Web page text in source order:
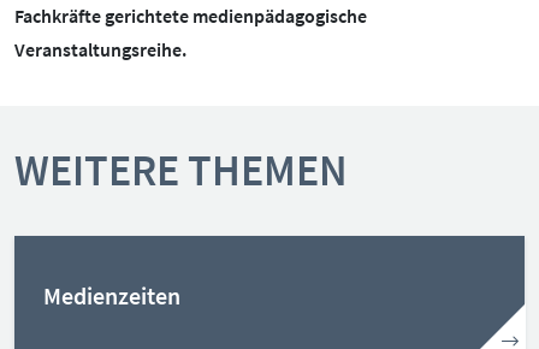
Fachkräfte gerichtete medienpädagogische
Veranstaltungsreihe.
WEITERE THEMEN
Medienzeiten
IMPRESSUM
BARRIEREFREIHEIT
MATERIALIEN
NEWSLETTER
Cybergrooming
Kinderrechte